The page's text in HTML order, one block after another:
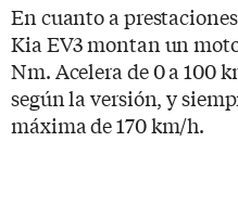
En cuanto a
Kia EV3 montan un
Nm. Acelera de 0 a 100
según la versión, y
máxima de 170 km/h.